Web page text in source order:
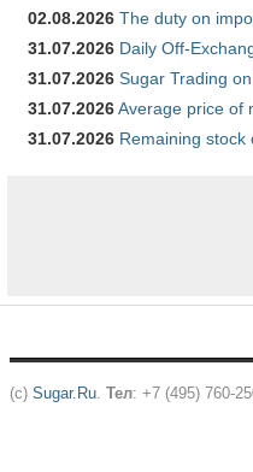
02.08.2026 The duty on
31.07.2026 Daily Off-
31.07.2026 Sugar Trading
31.07.2026Average price of
31.07.2026 Remaining
(c) Sugar.Ru. Тел: +7 (495) 760-